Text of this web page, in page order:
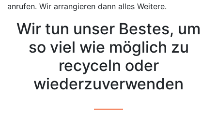
anrufen. Wir arrangieren dann alles Weitere.
Wir tun unser Bestes, um
so viel wie möglich zu
recyceln oder
wiederzuverwenden